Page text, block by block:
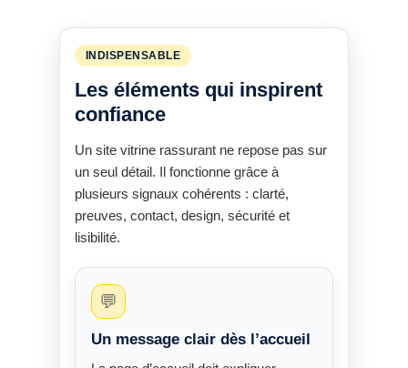
INDISPENSABLE
Les éléments qui inspirent
confiance
Un site vitrine rassurant ne repose pas sur
un seul détail. Il fonctionne grâce à
plusieurs signaux cohérents : clarté,
preuves, contact, design, sécurité et
lisibilité.
💬
Un message clair dès l’accueil